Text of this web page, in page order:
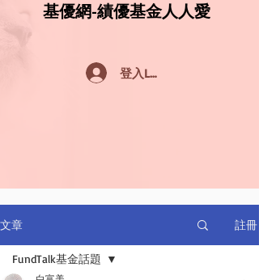
基優網-績優基金人人愛
基優網-績優基金人人愛
登入Log In
文章 註冊
FundTalk基金話題